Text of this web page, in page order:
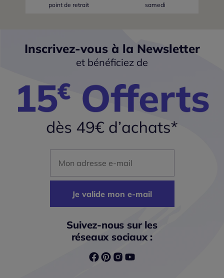
point de retrait
samedi
Inscrivez-vous à la Newsletter
et bénéficiez de
Je valide mon e-mail
Suivez-nous sur les
réseaux sociaux :